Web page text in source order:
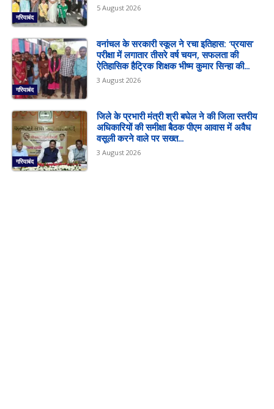
गरियाबंद
5 August 2026
गरियाबंद
वनांचल के सरकारी स्कूल ने रचा इतिहास: ‘प्रयास’
परीक्षा में लगातार तीसरे वर्ष चयन, सफलता की
ऐतिहासिक हैट्रिक शिक्षक भीष्म कुमार सिन्हा की...
3 August 2026
गरियाबंद
जिले के प्रभारी मंत्री श्री बघेल ने की जिला स्तरीय
अधिकारियों की समीक्षा बैठक पीएम आवास में अवैध
वसूली करने वाले पर सख्त...
3 August 2026